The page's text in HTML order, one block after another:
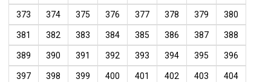
373 374 375 376 377 378 379 380
381 382 383 384 385 386 387 388
389 390 391 392 393 394 395 396
397 398 399 400 401 402 403 404